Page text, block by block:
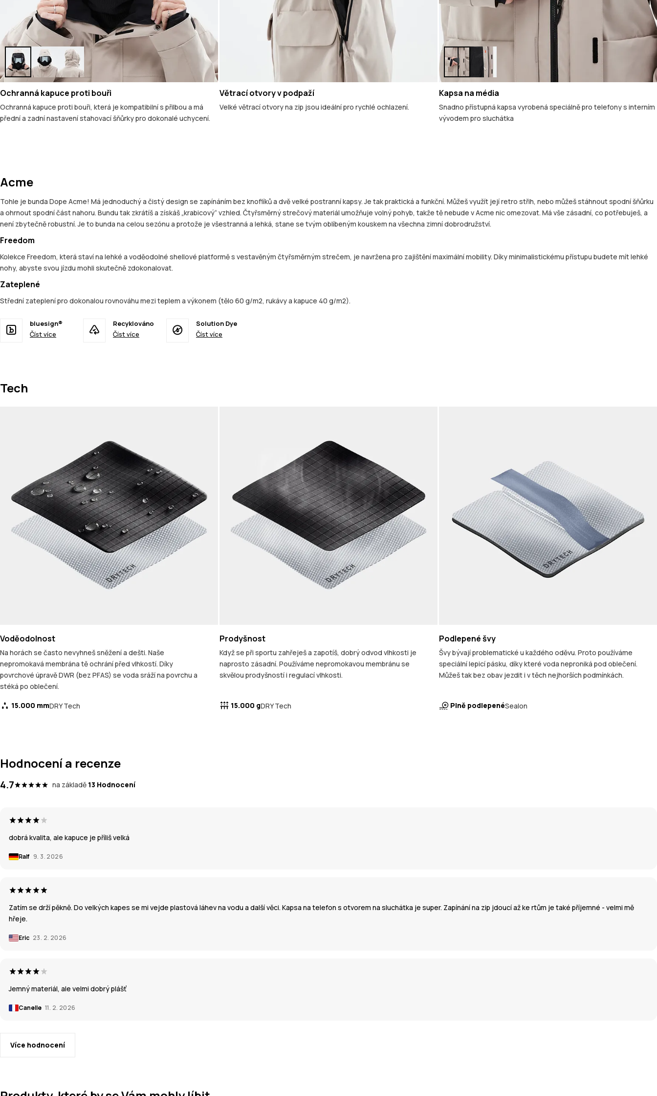
Ochranná kapuce proti bouři
Ochranná kapuce proti bouři, která je kompatibilní s přilbou a má
přední a zadní nastavení stahovací šňůrky pro dokonalé uchycení.
Větrací otvory v podpaží
Velké větrací otvory na zip jsou ideální pro rychlé ochlazení.
Kapsa na média
Snadno přístupná kapsa vyrobená speciálně pro telefony s interním
vývodem pro sluchátka
Acme
Tohle je bunda Dope Acme! Má jednoduchý a čistý design se zapínáním bez knoflíků a dvě velké postranní kapsy. Je tak praktická a funkční. Můžeš využít její retro střih, nebo můžeš stáhnout spodní šňůrku
a ohrnout spodní část nahoru. Bundu tak zkrátíš a získáš „krabicový“ vzhled. Čtyřsměrný strečový materiál umožňuje volný pohyb, takže tě nebude v Acme nic omezovat. Má vše zásadní, co potřebuješ, a
není zbytečně robustní. Je to bunda na celou sezónu a protože je všestranná a lehká, stane se tvým oblíbeným kouskem na všechna zimní dobrodružství.
Freedom
Kolekce Freedom, která staví na lehké a voděodolné shellové platformě s vestavěným čtyřsměrným strečem, je navržena pro zajištění maximální mobility. Díky minimalistickému přístupu budete mít lehké
nohy, abyste svou jízdu mohli skutečně zdokonalovat.
Zateplené
Střední zateplení pro dokonalou rovnováhu mezi teplem a výkonem (tělo 60 g/m2, rukávy a kapuce 40 g/m2).
bluesign®
Číst více
Recyklováno
Číst více
Solution Dye
Číst více
Tech
Voděodolnost
Na horách se často nevyhneš sněžení a dešti. Naše
nepromokavá membrána tě ochrání před vlhkostí. Díky
povrchové úpravě DWR (bez PFAS) se voda sráží na povrchu a
stéká po oblečení.
15.000 mmDRY Tech
Prodyšnost
Když se při sportu zahřeješ a zapotíš, dobrý odvod vlhkosti je
naprosto zásadní. Používáme nepromokavou membránu se
skvělou prodyšností i regulací vlhkosti.
15.000 gDRY Tech
Podlepené švy
Švy bývají problematické u každého oděvu. Proto používáme
speciální lepicí pásku, díky které voda neproniká pod oblečení.
Můžeš tak bez obav jezdit i v těch nejhorších podmínkách.
Plně podlepenéSealon
Hodnocení a recenze
4.7 na základě 13 Hodnocení
dobrá kvalita, ale kapuce je příliš velká
Ralf 9. 3. 2026
Zatím se drží pěkně. Do velkých kapes se mi vejde plastová láhev na vodu a další věci. Kapsa na telefon s otvorem na sluchátka je super. Zapínání na zip jdoucí až ke rtům je také příjemné - velmi mě
hřeje.
Eric 23. 2. 2026
Jemný materiál, ale velmi dobrý plášť
Canelle 11. 2. 2026
Více hodnocení